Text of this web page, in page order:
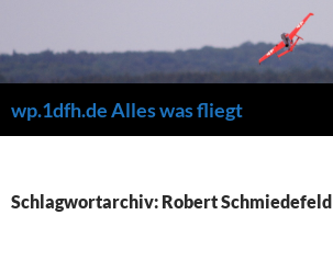
springen
wp.1dfh.de Alles was fliegt
Schlagwortarchiv: Robert Schmiedefeld